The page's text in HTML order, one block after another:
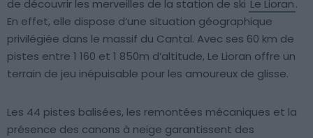
de découvrir les merveilles de la station de ski Le Lioran.
En effet, elle dispose d’une situation géographique
privilégiée dans le massif du Cantal. Avec ses 60 km de
pistes entre 1 160 et 1 850m d’altitude, Le Lioran offre un
terrain de jeu inépuisable pour les amoureux de glisse.
Les 44 pistes balisées, les remontées mécaniques et la
présence des canons à neige garantissent des